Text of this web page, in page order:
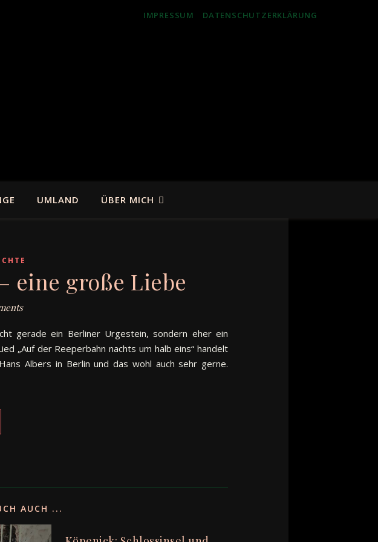
IMPRESSUM DATENSCHUTZERKLÄRUNG
UMLAND ÜBER MICH
eine große Liebe
gerade ein Berliner Urgestein, sondern eher ein
„Auf der Reeperbahn nachts um halb eins“ handelt
Albers in Berlin und das wohl auch sehr gerne.
AUCH ...